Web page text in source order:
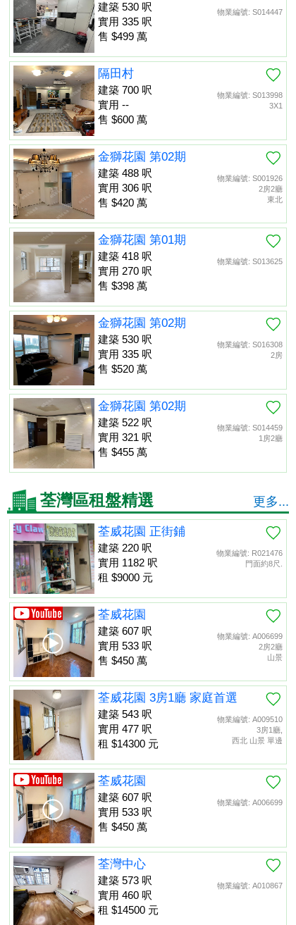
物業編號: S014447
建築 530 呎
實用 335 呎
售 $499 萬
物業編號: S013998
3X1
隔田村
建築 700 呎
實用 --
售 $600 萬
物業編號: S001926
2房2廳
東北
金獅花園 第02期
建築 488 呎
實用 306 呎
售 $420 萬
物業編號: S013625
金獅花園 第01期
建築 418 呎
實用 270 呎
售 $398 萬
物業編號: S016308
2房
金獅花園 第02期
建築 530 呎
實用 335 呎
售 $520 萬
物業編號: S014459
1房2廳
金獅花園 第02期
建築 522 呎
實用 321 呎
售 $455 萬
荃灣區租盤精選 更多...
物業編號: R021476
門面約8尺.
荃威花園 正街鋪
建築 220 呎
實用 1182 呎
租 $9000 元
物業編號: A006699
2房2廳
山景
荃威花園
建築 607 呎
實用 533 呎
售 $450 萬
物業編號: A009510
3房1廳,
西北 山景 單邊
荃威花園 3房1廳 家庭首選
建築 543 呎
實用 477 呎
租 $14300 元
物業編號: A006699
荃威花園
建築 607 呎
實用 533 呎
售 $450 萬
物業編號: A010867
荃灣中心
建築 573 呎
實用 460 呎
租 $14500 元